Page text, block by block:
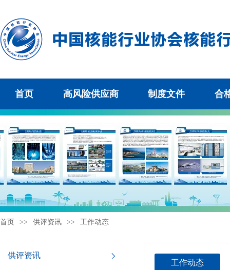
首页 高风险供应商 制度文件 合
首页 >> 供评资讯 >> 工作动态
供评资讯
工作动态